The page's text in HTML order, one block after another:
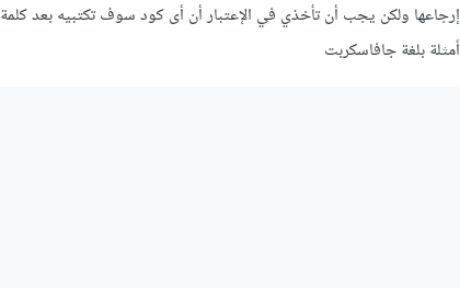
إرجاعها ولكن يجب أن تأخذي في الإعتبار أن أى كود سوف تكتبيه بعد كلمة return لن ينفذ إطلاقا
أمثلة بلغة جافاسكربت